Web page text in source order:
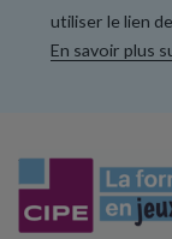
utiliser le lien
En savoir plus